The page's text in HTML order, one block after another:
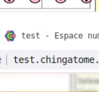
Player